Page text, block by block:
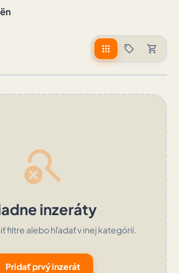
apps sell shopping_cart
search_off
inzeráty
filtre alebo hľadať v inej kategórii.
Pridať prvý inzerát